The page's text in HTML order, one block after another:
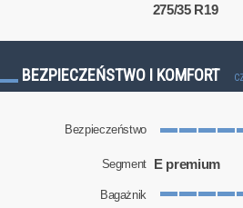
275/35 R19
BEZPIECZEŃSTWO I KOMFORT
Bezpieczeństwo
Segment E premium
Bagażnik